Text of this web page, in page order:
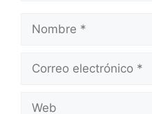
Nombre
Correo
Web